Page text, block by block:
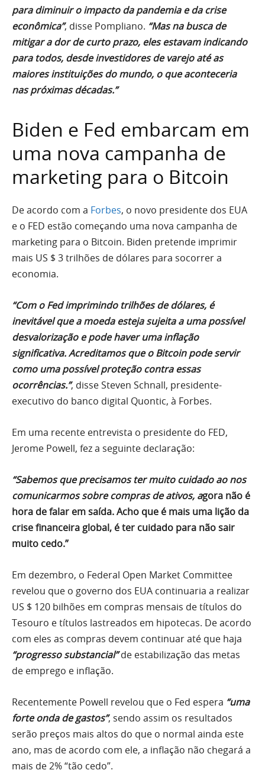
para diminuir o impacto da pandemia e da crise
econômica”, disse Pompliano. “Mas na busca de
mitigar a dor de curto prazo, eles estavam indicando
para todos, desde investidores de varejo até as
maiores instituições do mundo, o que aconteceria
nas próximas décadas.”
Biden e Fed embarcam em
uma nova campanha de
marketing para o Bitcoin
De acordo com a Forbes, o novo presidente dos EUA
e o FED estão começando uma nova campanha de
marketing para o Bitcoin. Biden pretende imprimir
mais US $ 3 trilhões de dólares para socorrer a
economia.
“Com o Fed imprimindo trilhões de dólares, é
inevitável que a moeda esteja sujeita a uma possível
desvalorização e pode haver uma inflação
significativa. Acreditamos que o Bitcoin pode servir
como uma possível proteção contra essas
ocorrências.”, disse Steven Schnall, presidente-
executivo do banco digital Quontic, à Forbes.
Em uma recente entrevista o presidente do FED,
Jerome Powell, fez a seguinte declaração:
“Sabemos que precisamos ter muito cuidado ao nos
comunicarmos sobre compras de ativos, agora não é
hora de falar em saída. Acho que é mais uma lição da
crise financeira global, é ter cuidado para não sair
muito cedo.”
Em dezembro, o Federal Open Market Committee
revelou que o governo dos EUA continuaria a realizar
US $ 120 bilhões em compras mensais de títulos do
Tesouro e títulos lastreados em hipotecas. De acordo
com eles as compras devem continuar até que haja
“progresso substancial” de estabilização das metas
de emprego e inflação.
Recentemente Powell revelou que o Fed espera “uma
forte onda de gastos”, sendo assim os resultados
serão preços mais altos do que o normal ainda este
ano, mas de acordo com ele, a inflação não chegará a
mais de 2% “tão cedo”.